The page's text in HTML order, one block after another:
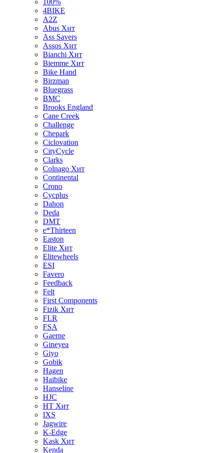
100%
4BIKE
A2Z
Abus Хит
Ass Savers
Assos Хит
Bianchi Хит
Biemme Хит
Bike Hand
Birzman
Bluegrass
BMC
Brooks England
Cane Creek
Challenge
Chepark
Ciclovation
CityCycle
Clarks
Colnago Хит
Continental
Crono
Cycplus
Dahon
Deda
DMT
e*Thirteen
Easton
Elite Хит
Elitewheels
ESI
Favero
Feedback
Felt
First Components
Fizik Хит
FLR
FSA
Gaerne
Gineyea
Giyo
Gobik
Hagen
Haibike
Hanseline
HJC
HT Хит
IXS
Jagwire
K-Edge
Kask Хит
Kenda